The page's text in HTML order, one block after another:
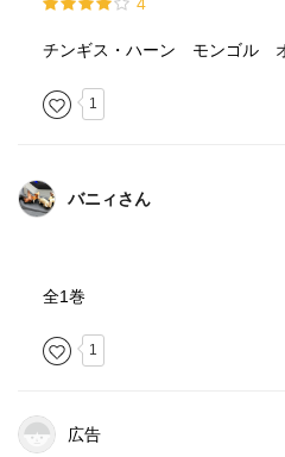
モンゴルの乾いた大地が残酷
を消し去る
そんなものを残していては前に
モンゴルの戦い方とはこういう
壮大なモンゴルの歴史が体中を
彼らの文語的で堅い話し言葉
非常に無口に描かれている成
各キャラクターの魅力も相変わ
しかし井上靖作風の「出来過
チンギス・ハーン モンゴル
1
バニィさん
全1巻
1
広告